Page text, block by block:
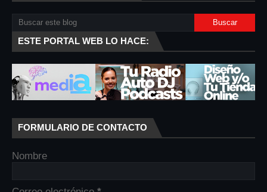
ESTE PORTAL WEB LO HACE:
FORMULARIO DE CONTACTO
Nombre